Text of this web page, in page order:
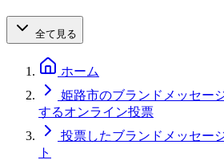
全て見る
ホーム
姫路市のブランドメッセー
するオンライン投票
投票したブランドメッセー
ト